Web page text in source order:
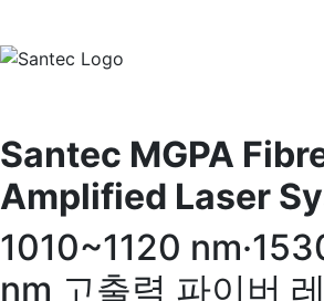
Santec MGPA
Amplified Laser
1010~1120
nm 고출력 파이버